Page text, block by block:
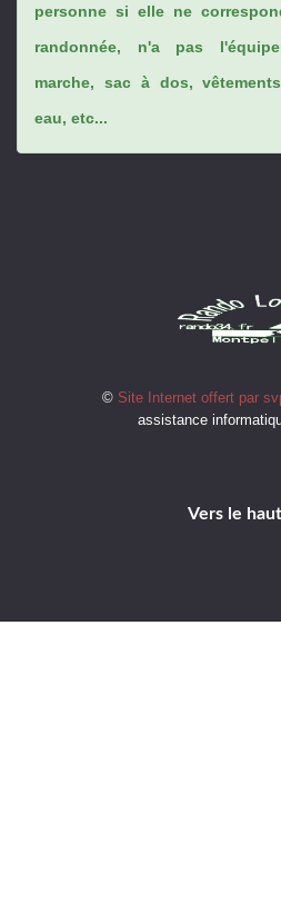
personne si elle ne
randonnée, n'a pas
marche, sac à dos,
eau, etc...
© Site Internet offert par
assistance
Vers le haut